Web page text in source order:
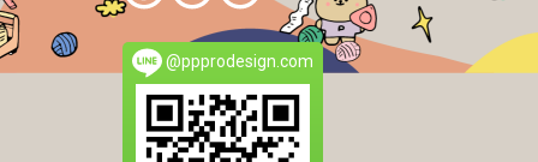
@ppprodesign.com